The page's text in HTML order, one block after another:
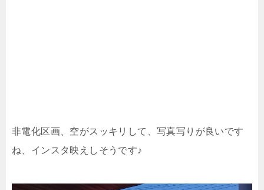
非電化区画、空がスッキリして、写真写りが良いです
ね、インスタ映えしそうです♪